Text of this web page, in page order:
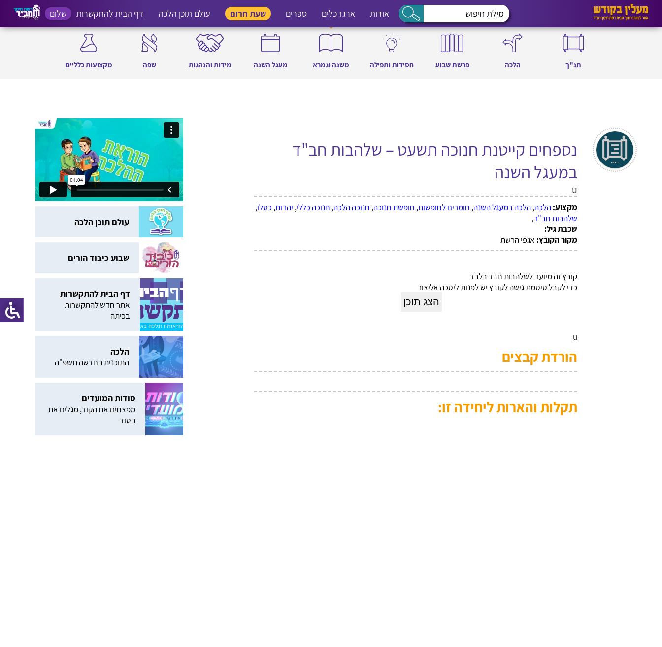
אודות ארגז כלים ספרים שעת חרום עולם תוכן הלכה דף הבית להתקשרות שלום
תנ"ך הלכה פרשת שבוע חסידות ותפילה משנה וגמרא מעגל השנה מידות והנהגות שפה מקצועות כלליים
נספחים קייטנת חנוכה תשעט – שלהבות חב"ד
במעגל השנה
u
מקצוע:הלכה,הלכה במעגל השנה, חומרים לחופשות, חופשת חנוכה, חנוכה הלכה, חנוכה כללי, יהדות, כסלו,
שלהבות חב"ד,
שכבת גיל:
מקור הקובץ: אגפי הרשת
קובץ זה מיועד לשלהבות חבד בלבד
כדי לקבל סיסמת גישה לקובץ יש לפנות ליסכה אליצור
u
הורדת קבצים
תקלות והארות ליחידה זו:
עולם תוכן הלכה
שבוע כיבוד הורים
דף הבית להתקשרות
אתר חדש להתקשרות
בכיתה
הלכה
התוכנית החדשה תשפ"ה
סודות המועדים
מפצחים את הקוד, מגלים את
הסוד